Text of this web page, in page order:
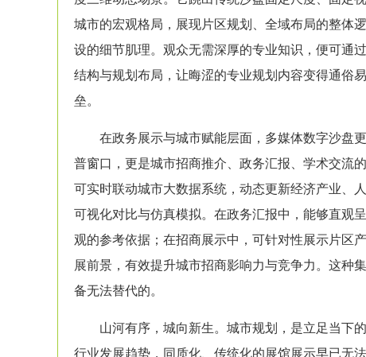
城市的宏观格局，展现片区规划、全域布局的整体
设的细节肌理。观众无需深厚的专业知识，便可通
结构与规划布局，让晦涩的专业规划内容变得通俗
垒。
在政务展示与城市赋能层面，多媒体数字沙盘
普窗口，更是城市招商推介、政务汇报、学术交流
可实时联动城市大数据系统，动态更新经济产业、
可视化对比与仿真模拟。在政务汇报中，能够直观
观的参考依据；在招商展示中，可针对性展示片区
展前景，有效提升城市招商影响力与竞争力。这种
备无法替代的。
山河有序，城向新生。 城市规划 ，是立足当下
行业发展趋势，同质化、传统化的展馆展示早已无